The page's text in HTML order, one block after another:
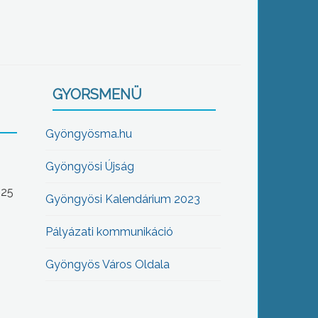
GYORSMENÜ
Gyöngyösma.hu
Gyöngyösi Újság
Gyöngyösi Kalendárium 2023
Pályázati kommunikáció
Gyöngyös Város Oldala